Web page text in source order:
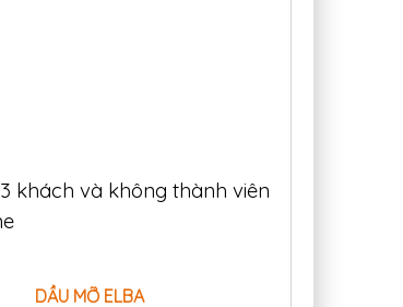
Hà Lan
Hiện nay,
nhu...
khách và không thành viên
DẦU MỠ ELBA